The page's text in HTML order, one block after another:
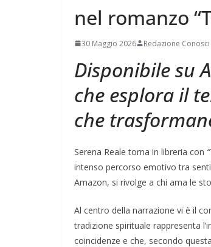
nel romanzo
30 Maggio 2026 Redazione
Disponibile su
che esplora il
che
Serena Reale torna in libreria con
intenso percorso emotivo tra
Amazon, si rivolge a chi ama le
Al centro della narrazione vi è il
tradizione spirituale rappresenta
coincidenze e che, secondo